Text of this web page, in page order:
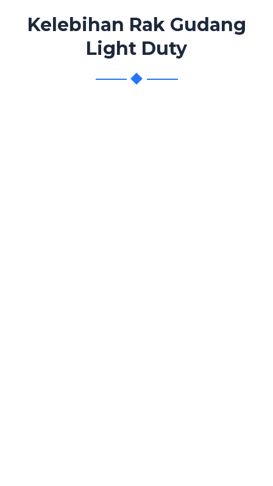
Kelebihan Rak Gudang
Light Duty